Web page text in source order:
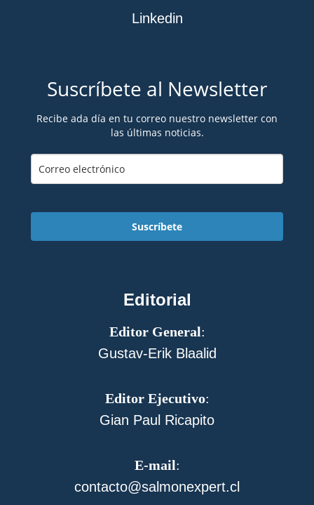
Linkedin
Suscríbete al Newsletter
Recibe ada día en tu correo nuestro newsletter con
las últimas noticias.
Suscríbete
Editorial
Editor General:
Gustav-Erik Blaalid
Editor Ejecutivo:
Gian Paul Ricapito
E-mail:
contacto@salmonexpert.cl